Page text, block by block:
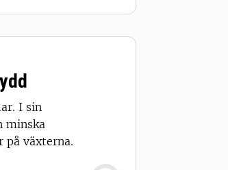
I sin
minska
på växterna.